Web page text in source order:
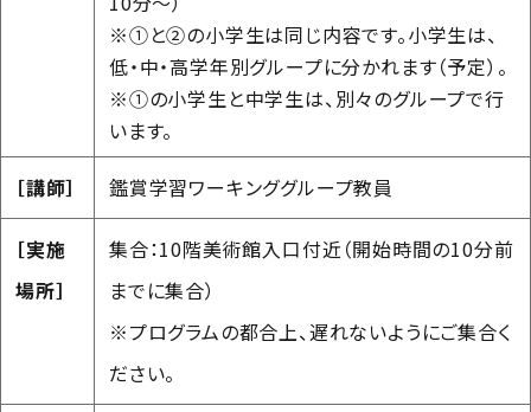
※①と②の小学生は同じ内容です。小学生は、
低・中・高学年別グループに分かれます（予定）。
※①の小学生と中学生は、別々のグループで行
います。
［講師］
鑑賞学習ワーキンググループ教員
［実施
場所］
集合：10階美術館入口付近（開始時間の10分前
までに集合）
※プログラムの都合上、遅れないようにご集合く
ださい。